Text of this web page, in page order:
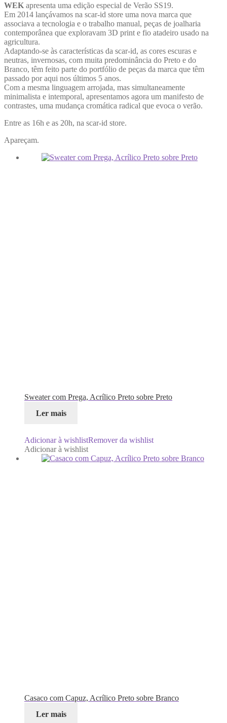
WEK apresenta uma edição especial de Verão SS19.
Em 2014 lançávamos na scar-id store uma nova marca que
associava a tecnologia e o trabalho manual, peças de joalharia
contemporânea que exploravam 3D print e fio atadeiro usado na
agricultura.
Adaptando-se às características da scar-id, as cores escuras e
neutras, invernosas, com muita predominância do Preto e do
Branco, têm feito parte do portfólio de peças da marca que têm
passado por aqui nos últimos 5 anos.
Com a mesma linguagem arrojada, mas simultaneamente
minimalista e intemporal, apresentamos agora um manifesto de
contrastes, uma mudança cromática radical que evoca o verão.
Entre as 16h e as 20h, na scar-id store.
Apareçam.
Sweater com Prega, Acrílico Preto sobre Preto
Ler mais
Adicionar à wishlistRemover da wishlist
Adicionar à wishlist
Casaco com Capuz, Acrílico Preto sobre Branco
Ler mais